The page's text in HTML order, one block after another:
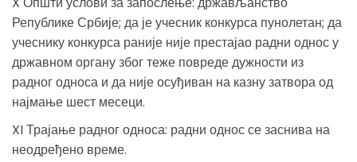
Републике Србије; да је учесник конкурса пунолетан; да
учеснику конкурса раније није престајао радни однос у
државном органу због теже повреде дужности из
радног односа и да није осуђиван на казну затвора од
најмање шест месеци.
XI Трајање радног односа: радни однос се заснива на
неодређено време.